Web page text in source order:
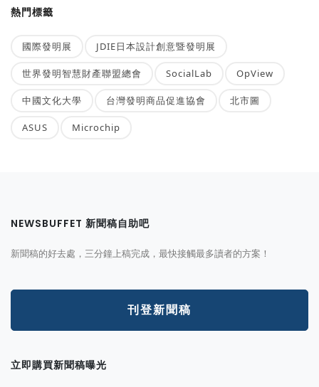
熱門標籤
國際發明展 JDIE日本設計創意暨發明展
世界發明智慧財產聯盟總會 SocialLab OpView
中國文化大學 台灣發明商品促進協會 北市圖
ASUS Microchip
NEWSBUFFET 新聞稿自助吧
新聞稿的好去處，三分鐘上稿完成，最快接觸最多讀者的方案！
刊登新聞稿
立即購買新聞稿曝光